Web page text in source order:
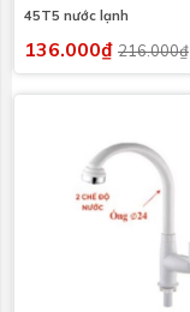
45T5 nước lạnh
136.000₫ 216.000₫